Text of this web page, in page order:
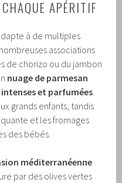
APÉRITIF
à de multiples
associations
de chorizo ou du jambon
nuage de parmesan
et parfumées.
grands enfants, tandis
et les fromages
des bébés.
méditerranéenne
par des olives vertes